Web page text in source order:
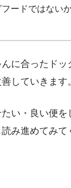
フードではない
に合ったドッ
していきます
い・良い便を
み進めてみて